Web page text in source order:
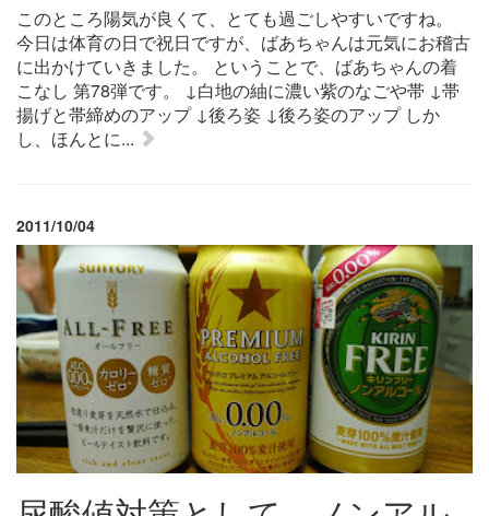
このところ陽気が良くて、とても過ごしやすいですね。
今日は体育の日で祝日ですが、ばあちゃんは元気にお稽古
に出かけていきました。 ということで、ばあちゃんの着
こなし 第78弾です。 ↓白地の紬に濃い紫のなごや帯 ↓帯
揚げと帯締めのアップ ↓後ろ姿 ↓後ろ姿のアップ しか
し、ほんとに...
2011/10/04